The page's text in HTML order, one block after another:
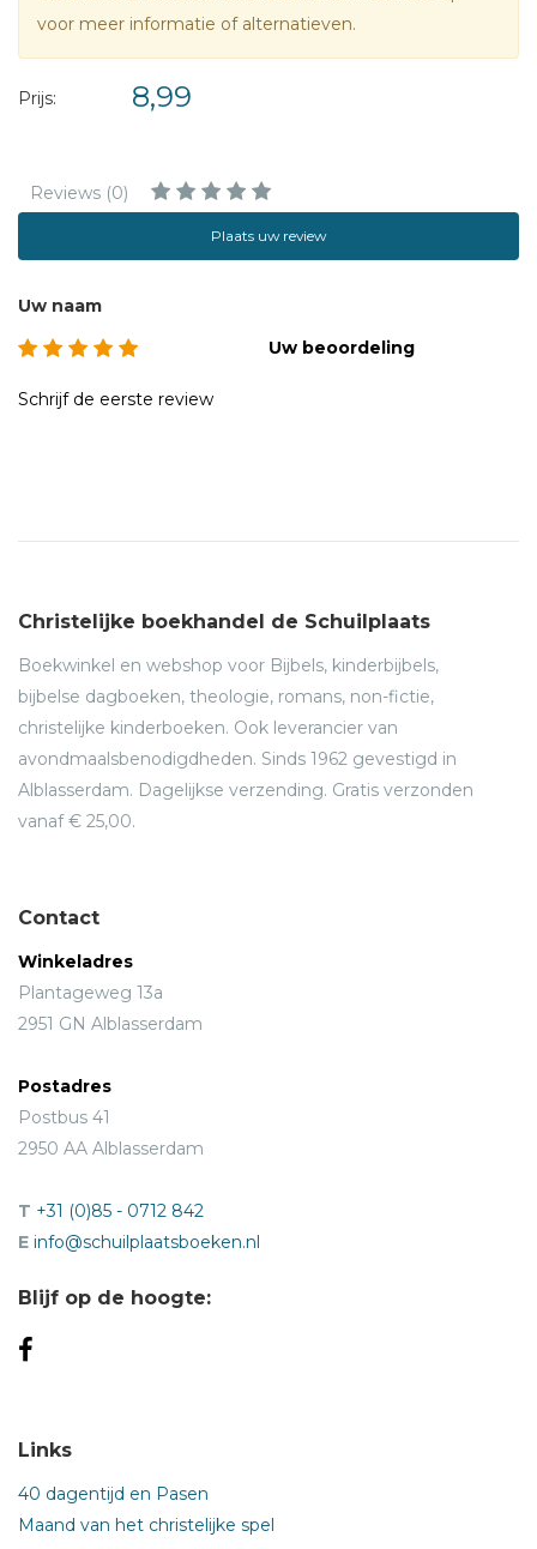
voor meer informatie of alternatieven.
Prijs: 8,99
Reviews (0)
Plaats uw review
Uw naam
Uw beoordeling
Schrijf de eerste review
Christelijke boekhandel de Schuilplaats
Boekwinkel en webshop voor Bijbels, kinderbijbels,
bijbelse dagboeken, theologie, romans, non-fictie,
christelijke kinderboeken. Ook leverancier van
avondmaalsbenodigdheden. Sinds 1962 gevestigd in
Alblasserdam. Dagelijkse verzending. Gratis verzonden
vanaf € 25,00.
Contact
Winkeladres
Plantageweg 13a
2951 GN Alblasserdam
Postadres
Postbus 41
2950 AA Alblasserdam
T +31 (0)85 - 0712 842
E info@schuilplaatsboeken.nl
Blijf op de hoogte:
Links
40 dagentijd en Pasen
Maand van het christelijke spel